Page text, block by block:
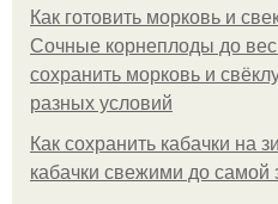
Как готовить морковь и
Сочные корнеплоды до
сохранить морковь и
разных условий
Как сохранить кабачки на
кабачки свежими до самой